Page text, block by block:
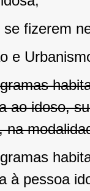
fizerem
e
ao idoso,
na
à pessoa